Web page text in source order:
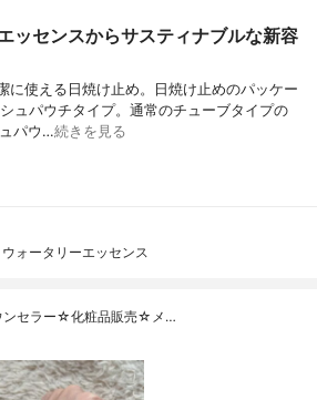
ッセンスからサスティナブルな新容
に使える日焼け止め。日焼け止めのパッケー
ュパウチタイプ。通常のチューブタイプの
パウ…続きを見る
ォータリーエッセンス
ンセラー☆化粧品販売☆メ…